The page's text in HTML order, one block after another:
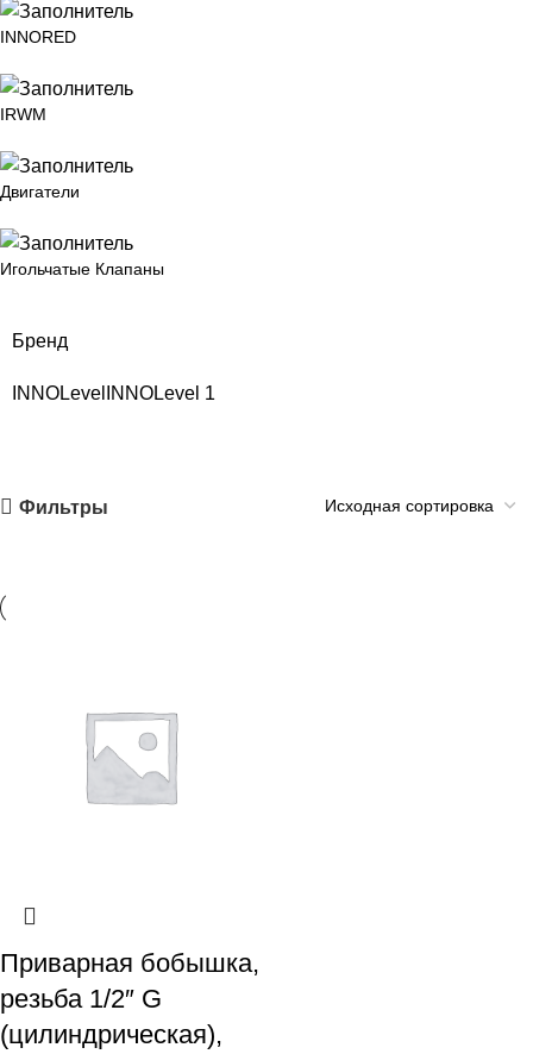
INNORED
IRWM
Двигатели
Игольчатые Клапаны
Бренд
INNOLevel INNOLevel 1
Фильтры
Приварная бобышка,
резьба 1/2″ G
(цилиндрическая),